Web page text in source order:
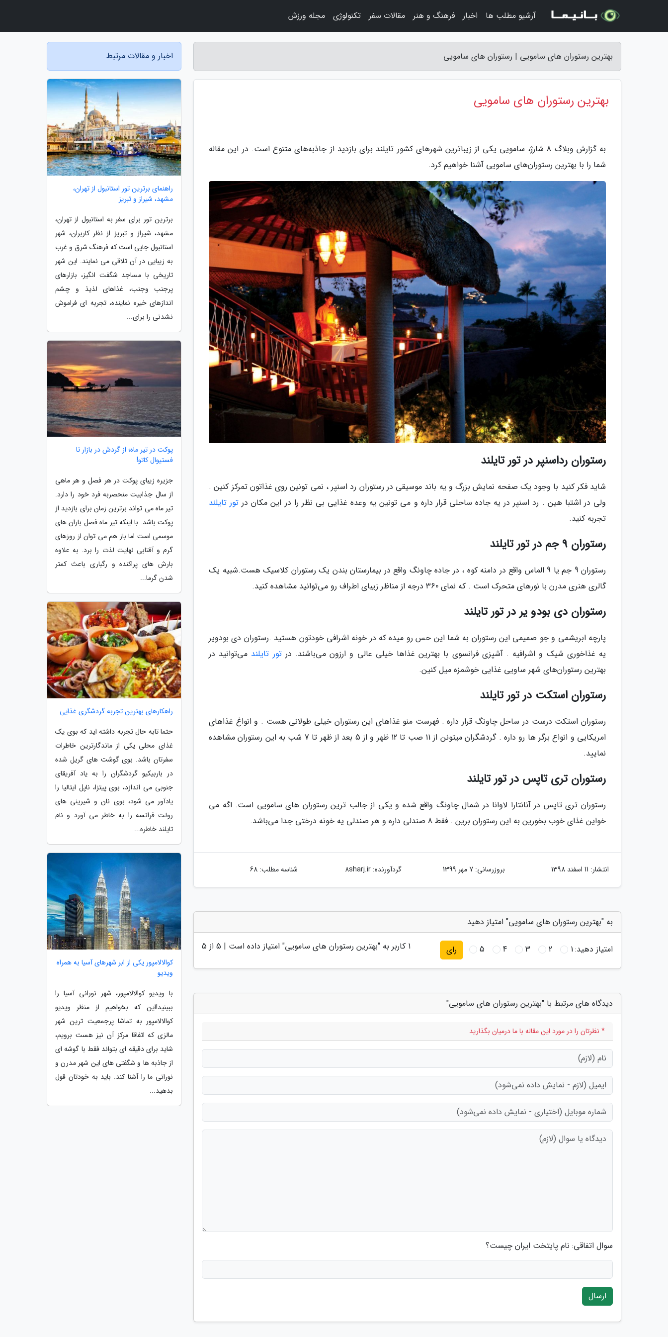
بهترین رستوران های سامویی | رستوران های سامویی
بهترین رستوران های سامویی
به گزارش وبلاگ 8 شارژ، سامویی یکی از زیباترین شهرهای کشور تایلند برای بازدید از جاذبه‌های متنوع است. در این مقاله
شما را با بهترین رستوران‌های سامویی آشنا خواهیم کرد.
رستوران رداسنپر در تور تایلند
شاید فکر کنید با وجود یک صفحه نمایش بزرگ و یه باند موسیقی در رستوران رد اسنپر ، نمی تونین روی غذاتون تمرکز کنین .
ولی در اشتبا هین . رد اسنپر در یه جاده ساحلی قرار داره و می تونین یه وعده غذایی بی نظر را در این مکان در تور تایلند
تجربه کنید.
رستوران 9 جم در تور تایلند
رستوران 9 جم یا 9 الماس واقع در دامنه کوه ، در جاده چاونگ واقع در بیمارستان بندن یک رستوران کلاسیک هست.شبیه یک
گالری هنری مدرن با نورهای متحرک است . که نمای 360 درجه از مناظر زیبای اطراف رو می‌توانید مشاهده کنید.
رستوران دی بودو یر در تور تایلند
پارچه ابریشمی و جو صمیمی این رستوران به شما این حس رو میده که در خونه اشرافی خودتون هستید .رستوران دی بودویر
یه غذاخوری شیک و اشرافیه . آشپزی فرانسوی با بهترین غذاها خیلی عالی و ارزون می‌باشند. درتور تایلند می‌توانید در
بهترین رستوران‌های شهر ساویی غذایی خوشمزه میل کنین.
رستوران استکت در تور تایلند
رستوران استکت درست در ساحل چاونگ قرار داره . فهرست منو غذاهای این رستوران خیلی طولانی هست . و انواغ غذاهای
امریکایی و انواع برگر ها رو داره . گردشگران میتونن از 11 صب تا 12 ظهر و از 5 بعد از ظهر تا 7 شب به این رستوران مشاهده
نمایید.
رستوران تری تاپس در تور تایلند
رستوران تری تاپس در آنانتارا لاوانا در شمال چاونگ واقع شده و یکی از جالب ترین رستوران های سامویی است. اگه می
خواین غذای خوب بخورین به این رستوران برین . فقط 8 صندلی داره و هر صندلی یه خونه درختی جدا می‌باشد.
انتشار: 11 اسفند 1398 بروزرسانی: 7 مهر 1399 گردآورنده:8sharj.ir شناسه مطلب: 68
به "بهترین رستوران های سامویی" امتیاز دهید
1 کاربر به "بهترین رستوران های سامویی" امتیاز داده است | 5 از 5 امتیاز دهید:1
2
3
4
5 رای
دیدگاه های مرتبط با "بهترین رستوران های سامویی"
* نظرتان را در مورد این مقاله با ما درمیان بگذارید
سوال اتفاقی: نام پایتخت ایران چیست؟
ارسال
اخبار و مقالات مرتبط
راهنمای برترین تور استانبول از تهران،
مشهد، شیراز و تبریز
برترین تور برای سفر به استانبول از تهران،
مشهد، شیراز و تبریز از نظر کاربران، شهر
استانبول جایی است که فرهنگ شرق و غرب
به زیبایی در آن تلاقی می نمایند. این شهر
تاریخی با مساجد شگفت انگیز، بازارهای
پرجنب وجنب، غذاهای لذیذ و چشم
اندازهای خیره نماینده، تجربه ای فراموش
نشدنی را برای...
پوکت در تیر ماه؛ از گردش در بازار تا
فستیوال کاتو!
جزیره زیبای پوکت در هر فصل و هر ماهی
از سال جذابیت منحصربه فرد خود را دارد.
تیر ماه می تواند برترین زمان برای بازدید از
پوکت باشد. با اینکه تیر ماه فصل باران های
موسمی است اما باز هم می توان از روزهای
گرم و آفتابی نهایت لذت را برد. به علاوه
بارش های پراکنده و رگباری باعث کمتر
شدن گرما...
راهکارهای بهترین تجربه گردشگری غذایی
حتما تابه حال تجربه داشته اید که بوی یک
غذای محلی یکی از ماندگارترین خاطرات
سفرتان باشد. بوی گوشت های گریل شده
در باربیکیو گردشگران را به یاد آفریقای
جنوبی می اندازد، بوی پیتزا، ناپل ایتالیا را
یادآور می شود، بوی نان و شیرینی های
رولت فرانسه را به خاطر می آورد و نام
تایلند خاطره...
کوالالامپور یکی از ابر شهرهای آسیا به همراه
ویدیو
با ویدیو کوالالامپور، شهر نورانی آسیا را
ببینید!این که بخواهیم از منظر ویدیو
کوالالامپور به تماشا پرجمعیت ترین شهر
مالزی که اتفاقا مرکز آن نیز هست برویم،
شاید برای دقیقه ای بتواند فقط با گوشه ای
از جاذبه ها و شگفتی های این شهر مدرن و
نورانی ما را آشنا کند. باید به خودتان قول
بدهید...
آرشیو مطلب ها اخبار فرهنگ و هنر مقالات سفر تکنولوژی مجله ورزش